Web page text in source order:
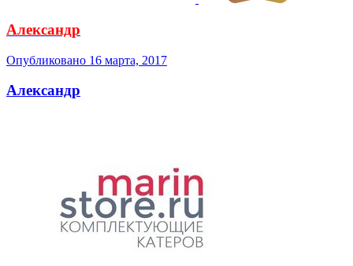
Александр
Опубликовано 16 марта, 2017
Александр